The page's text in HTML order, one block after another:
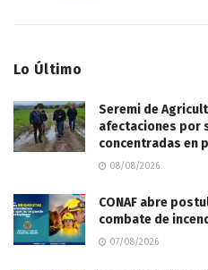
Lo Último
Seremi de
afectaciones por
concentradas en
08/08/2026
CONAF abre
combate de
07/08/2026